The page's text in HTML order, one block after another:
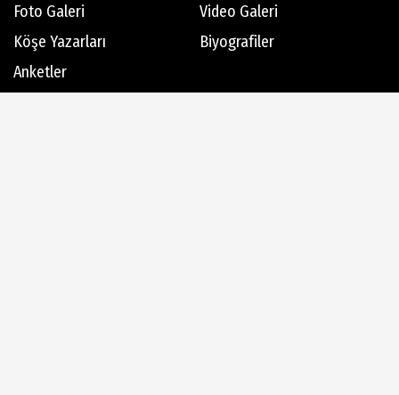
Foto Galeri
Video Galeri
Köşe Yazarları
Biyografiler
Anketler